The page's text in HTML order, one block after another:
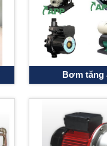
Bơm tăng